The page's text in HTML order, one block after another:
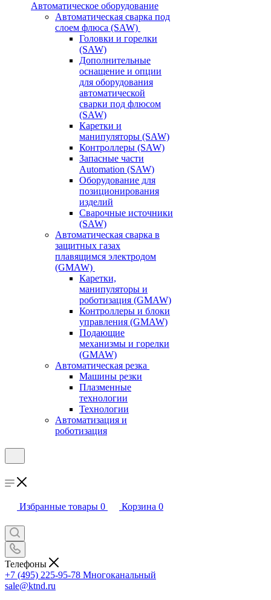
Автоматическое оборудование
Автоматическая сварка под
слоем флюса (SAW)
Головки и горелки
(SAW)
Дополнительные
оснащение и опции
для оборудования
автоматической
сварки под флюсом
(SAW)
Каретки и
манипуляторы (SAW)
Контроллеры (SAW)
Запасные части
Automation (SAW)
Оборудование для
позиционирования
изделий
Сварочные источники
(SAW)
Автоматическая сварка в
защитных газах
плавящимся электродом
(GMAW)
Каретки,
манипуляторы и
роботизация (GMAW)
Контроллеры и блоки
управления (GMAW)
Подающие
механизмы и горелки
(GMAW)
Автоматическая резка
Машины резки
Плазменные
технологии
Технологии
Автоматизация и
роботизация
Избранные товары 0 Корзина 0
Телефоны
+7 (495) 225-95-78 Многоканальный
sale@ktnd.ru